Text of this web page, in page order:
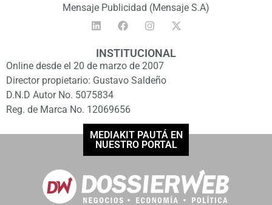
Mensaje Publicidad (Mensaje S.A)
INSTITUCIONAL
Online desde el 20 de marzo de 2007
Director propietario: Gustavo Saldeño
D.N.D Autor No. 5075834
Reg. de Marca No. 12069656
MEDIAKIT PAUTÁ EN
NUESTRO PORTAL